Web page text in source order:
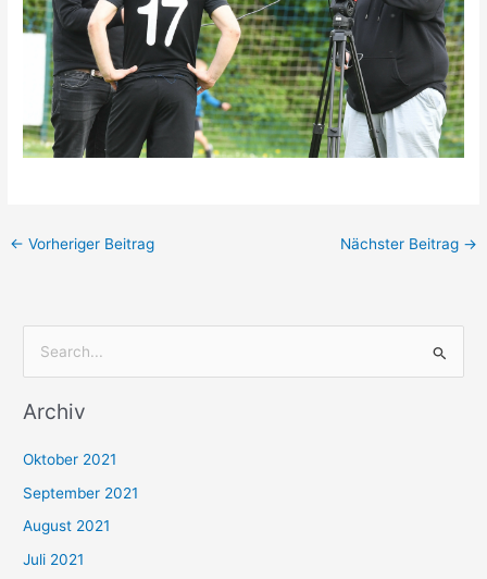
← Vorheriger Beitrag Nächster Beitrag →
c
n
n
a
Archiv
Oktober 2021
September 2021
August 2021
Juli 2021